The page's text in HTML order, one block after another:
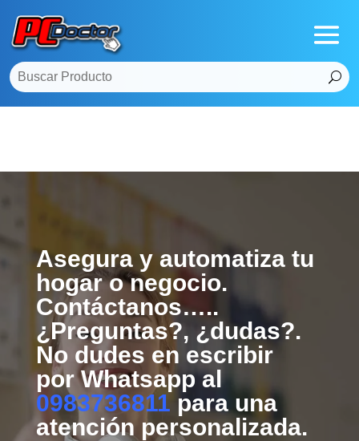
Asegura y automatiza tu
hogar o negocio.
Contáctanos…..
¿Preguntas?, ¿dudas?.
No dudes en escribir
por Whatsapp al
0983736811 para una
atención personalizada.